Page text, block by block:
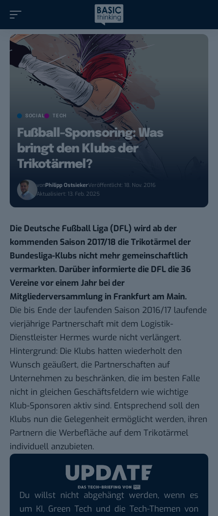
SOCIAL TECH
Fußball-Sponsoring: Was
bringt den Klubs der
Trikotärmel?
vonPhilipp OstsiekerVeröffentlicht: 18. Nov. 2016
Aktualisiert: 13. Feb. 2025
Die Deutsche Fußball Liga (DFL) wird ab der
kommenden Saison 2017/18 die Trikotärmel der
Bundesliga-Klubs nicht mehr gemeinschaftlich
vermarkten. Darüber informierte die DFL die 36
Vereine vor einem Jahr bei der
Mitgliederversammlung in Frankfurt am Main.
Die bis Ende der laufenden Saison 2016/17 laufende
vierjährige Partnerschaft mit dem Logistik-
Dienstleister Hermes wurde nicht verlängert.
Hintergrund: Die Klubs hatten wiederholt den
Wunsch geäußert, die Partnerschaften auf
Unternehmen zu beschränken, die im besten Falle
nicht in gleichen Geschäftsfeldern wie wichtige
Klub-Sponsoren aktiv sind. Entsprechend soll den
Klubs nun die Gelegenheit ermöglicht werden, ihren
Partnern die Werbefläche auf dem Trikotärmel
individuell anzubieten.
Du willst nicht abgehängt werden, wenn es
um KI, Green Tech und die Tech-Themen von